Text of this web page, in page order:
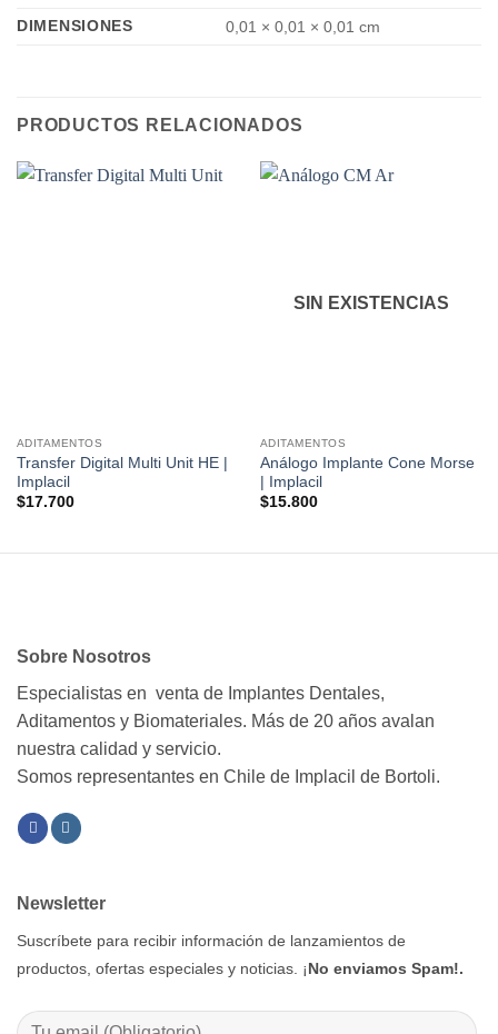
DIMENSIONES
0,01 × 0,01 × 0,01 cm
PRODUCTOS RELACIONADOS
ADITAMENTOS
Transfer Digital Multi Unit HE |
Implacil
$17.700
SIN EXISTENCIAS
ADITAMENTOS
Análogo Implante Cone Morse
| Implacil
$15.800
Sobre Nosotros
Especialistas en venta de Implantes Dentales,
Aditamentos y Biomateriales. Más de 20 años avalan
nuestra calidad y servicio.
Somos representantes en Chile de Implacil de Bortoli.
Newsletter
Suscríbete para recibir información de lanzamientos de
productos, ofertas especiales y noticias. ¡No enviamos Spam!.